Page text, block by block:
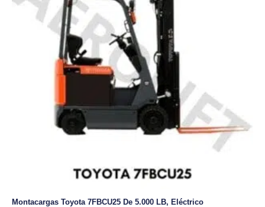
Montacargas Toyota 7FBCU25 De 5.000 LB, Eléctrico